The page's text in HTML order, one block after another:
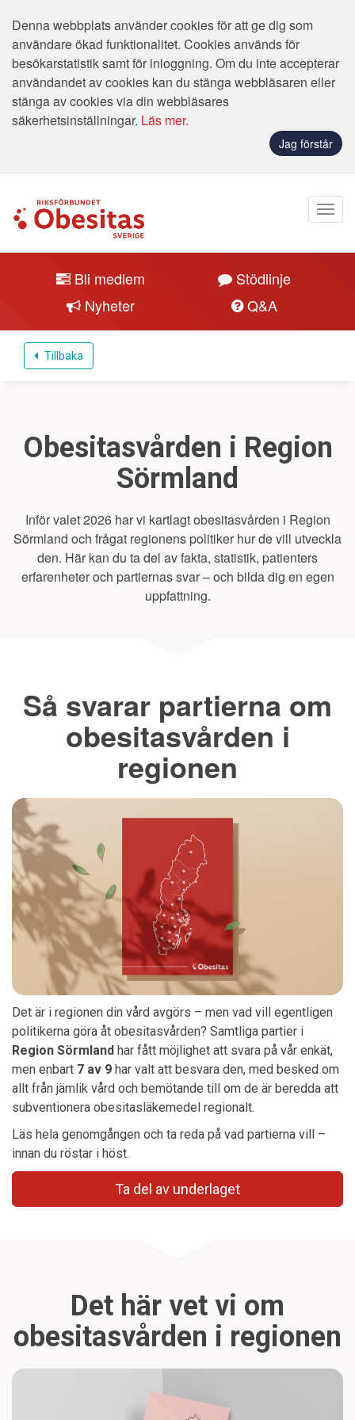
Denna webbplats använder cookies för att ge dig som
användare ökad funktionalitet. Cookies används för
besökarstatistik samt för inloggning. Om du inte accepterar
användandet av cookies kan du stänga webbläsaren eller
stänga av cookies via din webbläsares
säkerhetsinställningar. Läs mer.
Jag förstår
Bli medlem
Stödlinje
Nyheter
Q&A
Tillbaka
Obesitasvården i Region
Sörmland
Inför valet 2026 har vi kartlagt obesitasvården i Region
Sörmland och frågat regionens politiker hur de vill utveckla
den. Här kan du ta del av fakta, statistik, patienters
erfarenheter och partiernas svar – och bilda dig en egen
uppfattning.
Så svarar partierna om
obesitasvården i
regionen
Det är i regionen din vård avgörs – men vad vill egentligen
politikerna göra åt obesitasvården? Samtliga partier i
Region Sörmland har fått möjlighet att svara på vår enkät,
men enbart 7 av 9 har valt att besvara den, med besked om
allt från jämlik vård och bemötande till om de är beredda att
subventionera obesitasläkemedel regionalt.
Läs hela genomgången och ta reda på vad partierna vill –
innan du röstar i höst.
Ta del av underlaget
Det här vet vi om
obesitasvården i regionen